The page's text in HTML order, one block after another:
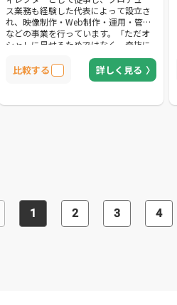
ス業務も経験した代表によって設立さ
れ、映像制作・Web制作・運用・管理
などの事業を行っています。「ただオ
シャレに見せるためではなく、奇抜に
見せるためではなく、伝えたいことを
伝えたい人にちゃんと伝える」という
モットーに基づいた映像制作を展開。
がい者」の動画を見せることで就労や
自立を促す動画Webサービス「障⇔障
継承プログラム」を独自に運営してお
比較する 詳しく見る
1 2 3 4